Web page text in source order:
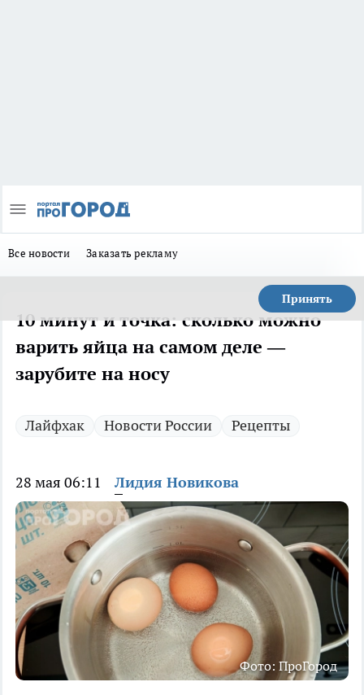
Все новости Заказать рекламу
Принять
10 минут и точка: сколько можно
варить яйца на самом деле —
зарубите на носу
Лайфхак Новости России Рецепты
28 мая 06:11 Лидия Новикова
Фото: ПроГород